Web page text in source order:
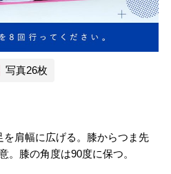
写真26枚
を肩幅に広げる。膝からつま先
。膝の角度は90度に保つ。